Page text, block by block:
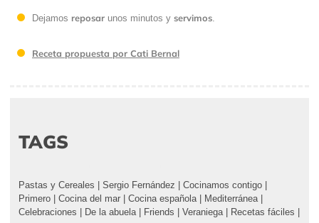
Dejamos reposar unos minutos y servimos
Receta propuesta por Cati Bernal
TAGS
Pastas y Cereales | Sergio Fernández | Cocinamos contigo |
Primero | Cocina del mar | Cocina española | Mediterránea |
Celebraciones | De la abuela | Friends | Veraniega | Recetas fáciles |